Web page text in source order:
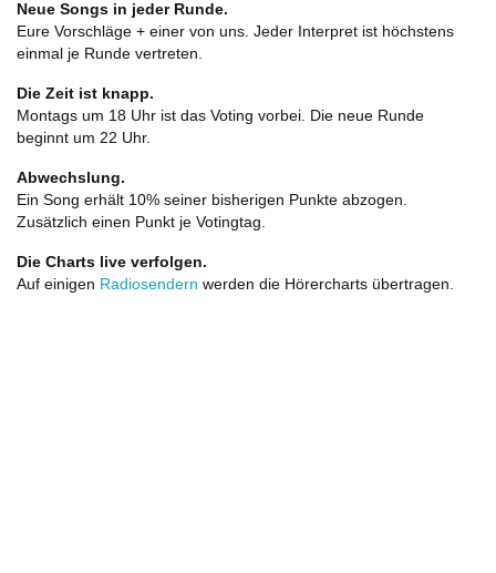
Neue Songs in jeder Runde.
Eure Vorschläge + einer von uns. Jeder Interpret ist höchstens
einmal je Runde vertreten.
Die Zeit ist knapp.
Montags um 18 Uhr ist das Voting vorbei. Die neue Runde
beginnt um 22 Uhr.
Abwechslung.
Ein Song erhält 10% seiner bisherigen Punkte abzogen.
Zusätzlich einen Punkt je Votingtag.
Die Charts live verfolgen.
Auf einigen Radiosendern werden die Hörercharts übertragen.